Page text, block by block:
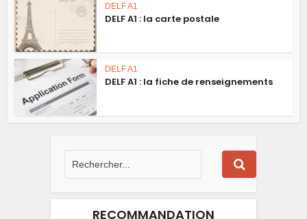
DELF A1
DELF A1 : la carte postale
DELF A1
DELF A1 : la fiche de renseignements
RECOMMANDATION